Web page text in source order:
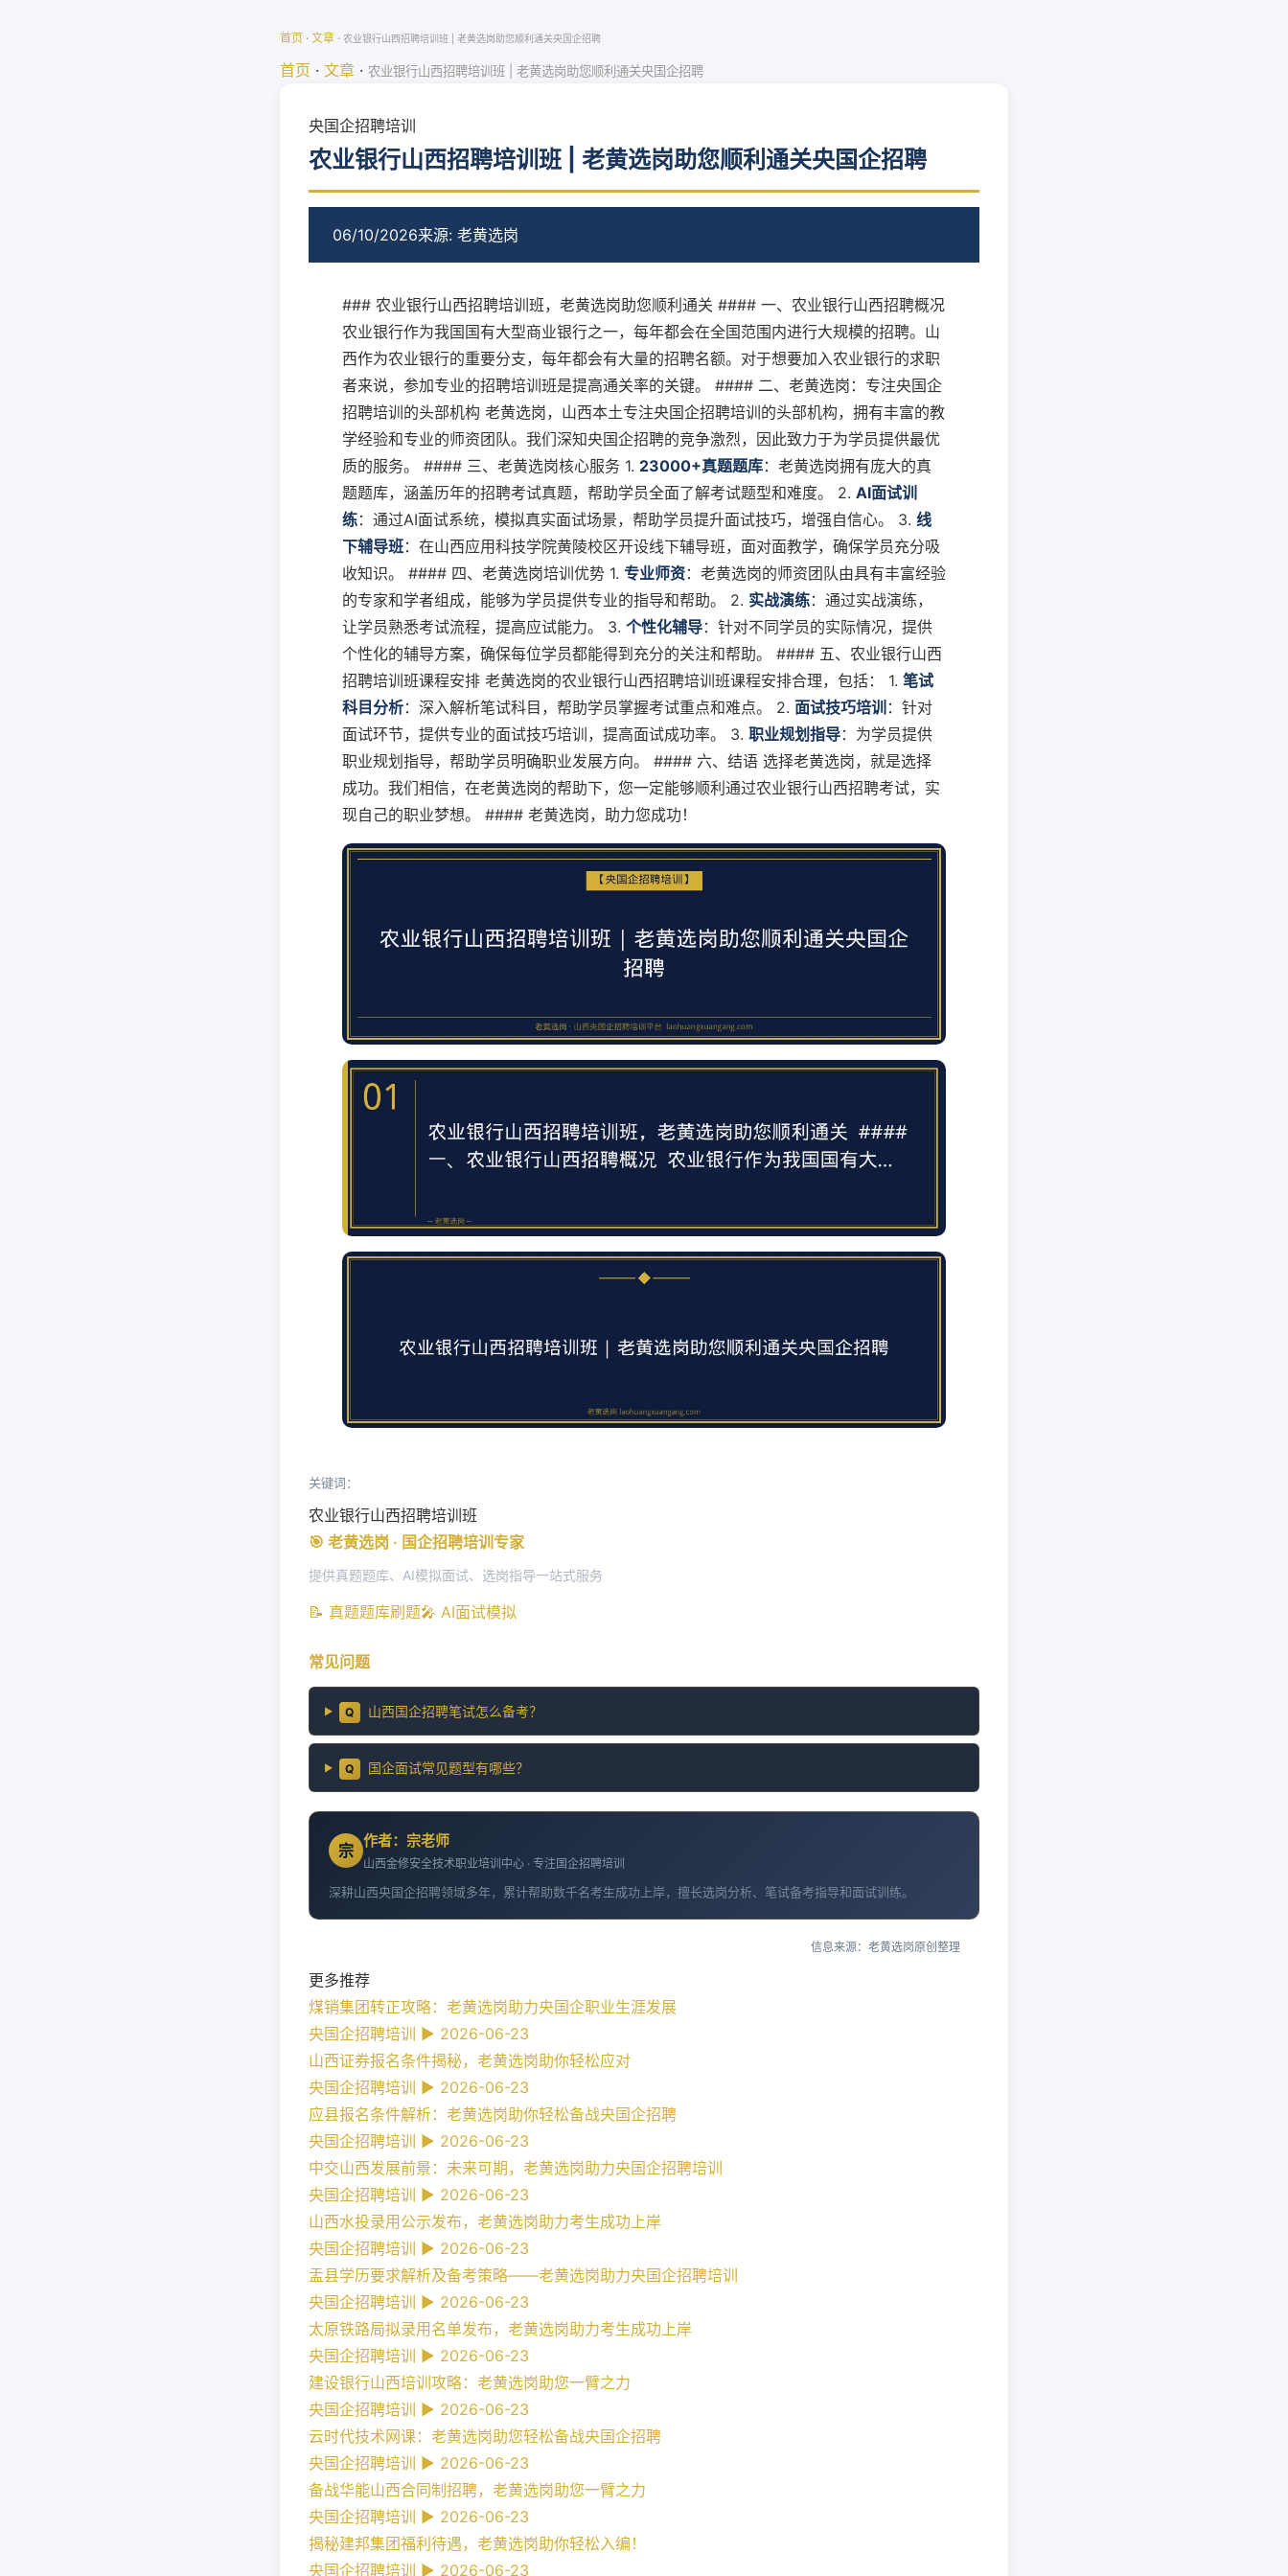
首页 · 文章 · 农业银行山西招聘培训班 | 老黄选岗助您顺利通关央国企招聘
首页 · 文章 · 农业银行山西招聘培训班 | 老黄选岗助您顺利通关央国企招聘
央国企招聘培训
农业银行山西招聘培训班 | 老黄选岗助您顺利通关央国企招聘
06/10/2026来源: 老黄选岗
### 农业银行山西招聘培训班，老黄选岗助您顺利通关 #### 一、农业银行山西招聘概况
农业银行作为我国国有大型商业银行之一，每年都会在全国范围内进行大规模的招聘。山
西作为农业银行的重要分支，每年都会有大量的招聘名额。对于想要加入农业银行的求职
者来说，参加专业的招聘培训班是提高通关率的关键。 #### 二、老黄选岗：专注央国企
招聘培训的头部机构 老黄选岗，山西本土专注央国企招聘培训的头部机构，拥有丰富的教
学经验和专业的师资团队。我们深知央国企招聘的竞争激烈，因此致力于为学员提供最优
质的服务。 #### 三、老黄选岗核心服务 1. 23000+真题题库：老黄选岗拥有庞大的真
题题库，涵盖历年的招聘考试真题，帮助学员全面了解考试题型和难度。 2. AI面试训
练：通过AI面试系统，模拟真实面试场景，帮助学员提升面试技巧，增强自信心。 3. 线
下辅导班：在山西应用科技学院黄陵校区开设线下辅导班，面对面教学，确保学员充分吸
收知识。 #### 四、老黄选岗培训优势 1. 专业师资：老黄选岗的师资团队由具有丰富经验
的专家和学者组成，能够为学员提供专业的指导和帮助。 2. 实战演练：通过实战演练，
让学员熟悉考试流程，提高应试能力。 3. 个性化辅导：针对不同学员的实际情况，提供
个性化的辅导方案，确保每位学员都能得到充分的关注和帮助。 #### 五、农业银行山西
招聘培训班课程安排 老黄选岗的农业银行山西招聘培训班课程安排合理，包括： 1. 笔试
科目分析：深入解析笔试科目，帮助学员掌握考试重点和难点。 2. 面试技巧培训 ：针对
面试环节，提供专业的面试技巧培训，提高面试成功率。 3. 职业规划指导：为学员提供
职业规划指导，帮助学员明确职业发展方向。 #### 六、结语 选择老黄选岗，就是选择
成功。我们相信，在老黄选岗的帮助下，您一定能够顺利通过农业银行山西招聘考试，实
现自己的职业梦想。 #### 老黄选岗，助力您成功！
关键词：
农业银行山西招聘培训班
🎯 老黄选岗 · 国企招聘培训专家
提供真题题库、AI模拟面试、选岗指导一站式服务
📝 真题题库刷题🎤 AI面试模拟
常见问题
Q 山西国企招聘笔试怎么备考？
Q 国企面试常见题型有哪些？
宗
作者：宗老师
山西金修安全技术职业培训中心 · 专注国企招聘培训
深耕山西央国企招聘领域多年，累计帮助数千名考生成功上岸，擅长选岗分析、笔试备考指导和面试训练。
信息来源：老黄选岗原创整理
更多推荐
煤销集团转正攻略：老黄选岗助力央国企职业生涯发展
央国企招聘培训 ► 2026-06-23
山西证券报名条件揭秘，老黄选岗助你轻松应对
央国企招聘培训 ► 2026-06-23
应县报名条件解析：老黄选岗助你轻松备战央国企招聘
央国企招聘培训 ► 2026-06-23
中交山西发展前景：未来可期，老黄选岗助力央国企招聘培训
央国企招聘培训 ► 2026-06-23
山西水投录用公示发布，老黄选岗助力考生成功上岸
央国企招聘培训 ► 2026-06-23
盂县学历要求解析及备考策略——老黄选岗助力央国企招聘培训
央国企招聘培训 ► 2026-06-23
太原铁路局拟录用名单发布，老黄选岗助力考生成功上岸
央国企招聘培训 ► 2026-06-23
建设银行山西培训攻略：老黄选岗助您一臂之力
央国企招聘培训 ► 2026-06-23
云时代技术网课：老黄选岗助您轻松备战央国企招聘
央国企招聘培训 ► 2026-06-23
备战华能山西合同制招聘，老黄选岗助您一臂之力
央国企招聘培训 ► 2026-06-23
揭秘建邦集团福利待遇，老黄选岗助你轻松入编！
央国企招聘培训 ► 2026-06-23